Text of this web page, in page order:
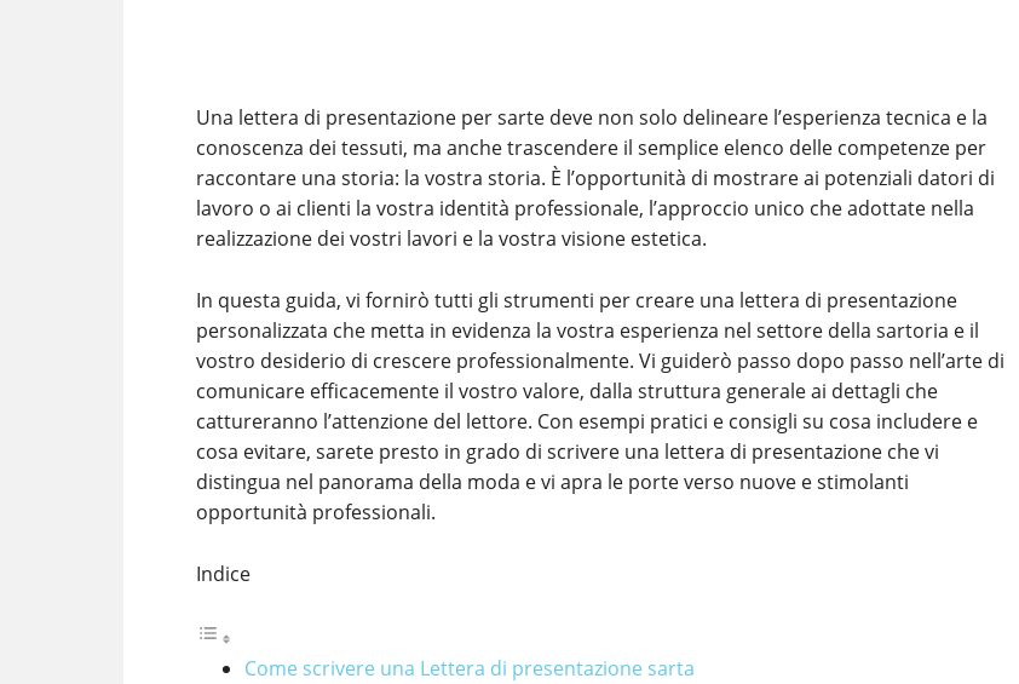
Una lettera di presentazione per sarte deve non solo delineare l’esperienza tecnica e la
conoscenza dei tessuti, ma anche trascendere il semplice elenco delle competenze per
raccontare una storia: la vostra storia. È l’opportunità di mostrare ai potenziali datori di
lavoro o ai clienti la vostra identità professionale, l’approccio unico che adottate nella
realizzazione dei vostri lavori e la vostra visione estetica.
In questa guida, vi fornirò tutti gli strumenti per creare una lettera di presentazione
personalizzata che metta in evidenza la vostra esperienza nel settore della sartoria e il
vostro desiderio di crescere professionalmente. Vi guiderò passo dopo passo nell’arte di
comunicare efficacemente il vostro valore, dalla struttura generale ai dettagli che
cattureranno l’attenzione del lettore. Con esempi pratici e consigli su cosa includere e
cosa evitare, sarete presto in grado di scrivere una lettera di presentazione che vi
distingua nel panorama della moda e vi apra le porte verso nuove e stimolanti
opportunità professionali.
Indice
Come scrivere una Lettera di presentazione sarta